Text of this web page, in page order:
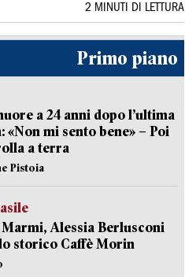
2 MINUTI DI LETTURA
Primo piano
a 24 anni dopo l’ultima
«Non mi sento bene» – Poi
a terra
Pistoia
Alessia Berlusconi
storico Caffè Morin